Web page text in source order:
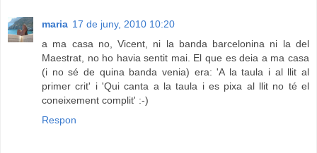
maria 17 de juny, 2010 10:20
a ma casa no, Vicent, ni la banda barcelonina ni la del
Maestrat, no ho havia sentit mai. El que es deia a ma casa
(i no sé de quina banda venia) era: 'A la taula i al llit al
primer crit' i 'Qui canta a la taula i es pixa al llit no té el
coneixement complit' :-)
Respon